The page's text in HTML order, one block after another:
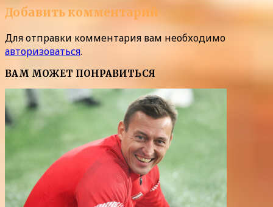
Добавить комментарий
Для отправки комментария вам необходимо
авторизоваться.
ВАМ МОЖЕТ ПОНРАВИТЬСЯ